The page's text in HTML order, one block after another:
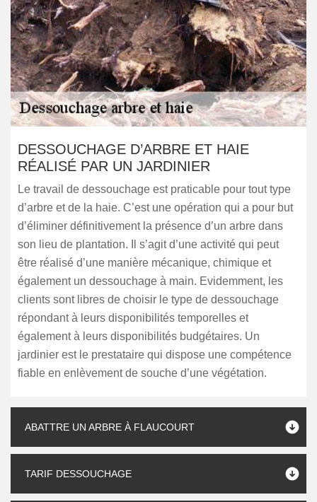
DESSOUCHAGE D’ARBRE ET HAIE
RÉALISÉ PAR UN JARDINIER
Le travail de dessouchage est praticable pour tout type
d’arbre et de la haie. C’est une opération qui a pour but
d’éliminer définitivement la présence d’un arbre dans
son lieu de plantation. Il s’agit d’une activité qui peut
être réalisé d’une manière mécanique, chimique et
également un dessouchage à main. Evidemment, les
clients sont libres de choisir le type de dessouchage
répondant à leurs disponibilités temporelles et
également à leurs disponibilités budgétaires. Un
jardinier est le prestataire qui dispose une compétence
fiable en enlèvement de souche d’une végétation.
ABATTRE UN ARBRE À FLAUCOURT
TARIF DESSOUCHAGE